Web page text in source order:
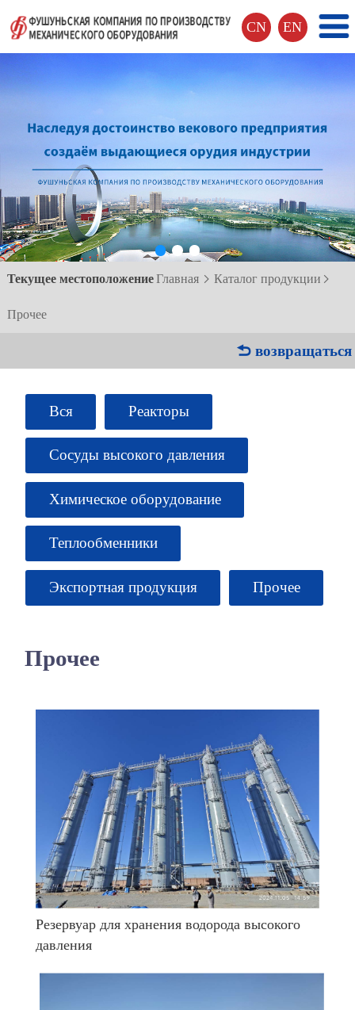
CN EN
Текущее местоположениеГлавная  Каталог продукции 
Прочее
 возвращаться
Вся Реакторы
Сосуды высокого давления
Химическое оборудование
Теплообменники
Экспортная продукция Прочее
Прочее
Резервуар для хранения водорода высокого
давления